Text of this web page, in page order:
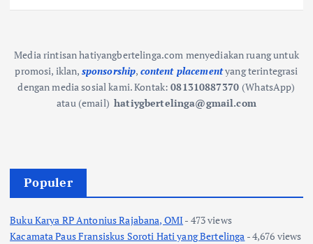
Media rintisan hatiyangbertelinga.com menyediakan ruang untuk
promosi, iklan, sponsorship, content placementyang terintegrasi
dengan media sosial kami.Kontak:081310887370 (WhatsApp)
atau (email)hatiygbertelinga@gmail.com
Populer
Buku Karya RP Antonius Rajabana, OMI- 473 views
Kacamata Paus Fransiskus Soroti Hati yang Bertelinga - 4,676 views